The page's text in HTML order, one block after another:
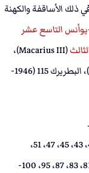
الأساقفة والكهنة
يوأنس التاسع عشر
(Macarius III)،
البطريرك 114 (1944-1945)، ويوساب الثاني (Yusab II)، البطريرك 115 (1946-
: 9، 11، 20، 22-24، 28، 36، 37، 42، 43، 45، 47، 51،
53، 54، 55، 61، 62، 63، 66-69، 72، 73، 76، 80، 81، 83، 87، 95، 100-